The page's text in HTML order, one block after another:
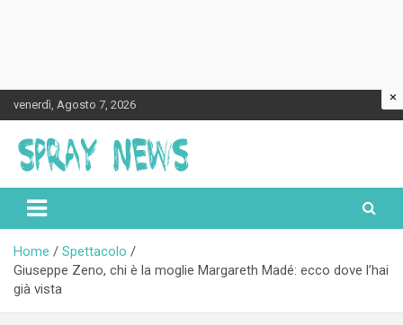
to
content
venerdì, Agosto 7, 2026
Spraynews.it
Home
Spettacolo
Giuseppe Zeno, chi è la moglie Margareth Madé: ecco dove l’hai
già vista
×